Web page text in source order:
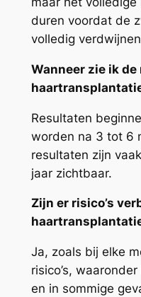
duren voordat de
volledig
Wanneer zie ik
Resultaten
worden na 3 tot 6
resultaten zijn
jaar zichtbaar.
Zijn er risico’s
Ja, zoals bij elke
risico’s,
en in sommige